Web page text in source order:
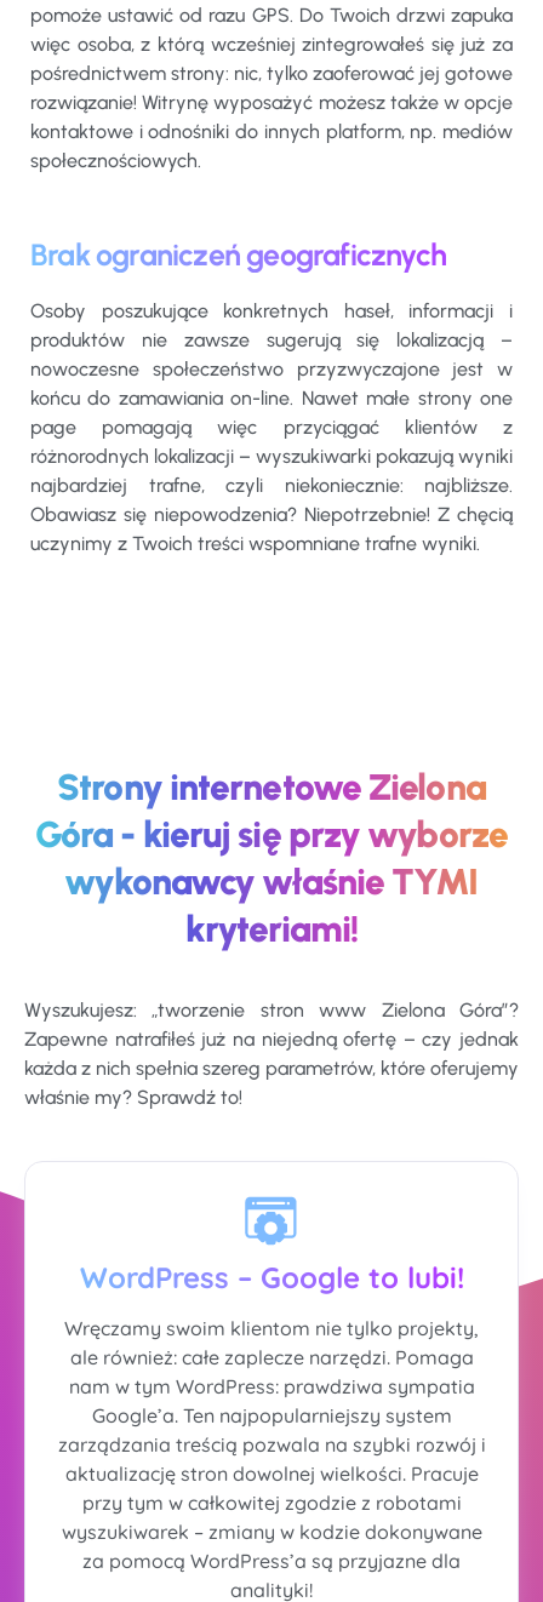
pomoże ustawić od razu GPS. Do Twoich drzwi zapuka
więc osoba, z którą wcześniej zintegrowałeś się już za
pośrednictwem strony: nic, tylko zaoferować jej gotowe
rozwiązanie! Witrynę wyposażyć możesz także w opcje
kontaktowe i odnośniki do innych platform, np. mediów
społecznościowych.
Brak ograniczeń geograficznych
Osoby poszukujące konkretnych haseł, informacji i
produktów nie zawsze sugerują się lokalizacją –
nowoczesne społeczeństwo przyzwyczajone jest w
końcu do zamawiania on-line. Nawet małe strony one
page pomagają więc przyciągać klientów z
różnorodnych lokalizacji – wyszukiwarki pokazują wyniki
najbardziej trafne, czyli niekoniecznie: najbliższe.
Obawiasz się niepowodzenia? Niepotrzebnie! Z chęcią
uczynimy z Twoich treści wspomniane trafne wyniki.
Strony internetowe Zielona
Góra - kieruj się przy wyborze
wykonawcy właśnie TYMI
kryteriami!
Wyszukujesz: „tworzenie stron www Zielona Góra”?
Zapewne natrafiłeś już na niejedną ofertę – czy jednak
każda z nich spełnia szereg parametrów, które oferujemy
właśnie my? Sprawdź to!
WordPress – Google to lubi!
Wręczamy swoim klientom nie tylko projekty,
ale również: całe zaplecze narzędzi. Pomaga
nam w tym WordPress: prawdziwa sympatia
Google’a. Ten najpopularniejszy system
zarządzania treścią pozwala na szybki rozwój i
aktualizację stron dowolnej wielkości. Pracuje
przy tym w całkowitej zgodzie z robotami
wyszukiwarek – zmiany w kodzie dokonywane
za pomocą WordPress’a są przyjazne dla
analityki!